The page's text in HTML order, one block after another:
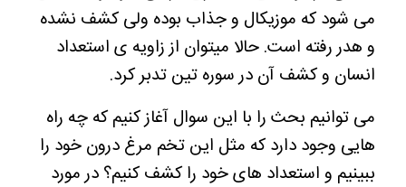
می شود که موزیکال و جذاب بوده ولی کشف نشده
و هدر رفته است.حالا میتوان از زاویه ی استعداد
انسان و کشف آن در سوره تین تدبر کرد.
می توانیم بحث را با این سوال آغاز کنیم که چه راه
هایی وجود دارد که مثل این تخم مرغ درون خود را
ببینیم و استعداد های خود را کشف کنیم؟در مورد